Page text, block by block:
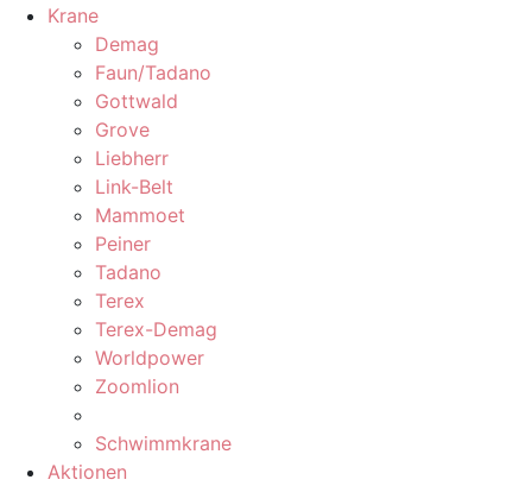
Krane
Demag
Faun/Tadano
Gottwald
Grove
Liebherr
Link-Belt
Mammoet
Peiner
Tadano
Terex
Terex-Demag
Worldpower
Zoomlion
Schwimmkrane
Aktionen